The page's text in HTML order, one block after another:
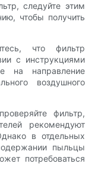
следуйте этим
чтобы получить
что фильтр
с инструкциями
на направление
воздушного
фильтр,
рекомендуют
в отдельных
пыльцы
потребоваться